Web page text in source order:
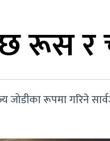
रूस र
रूपमा गरिने